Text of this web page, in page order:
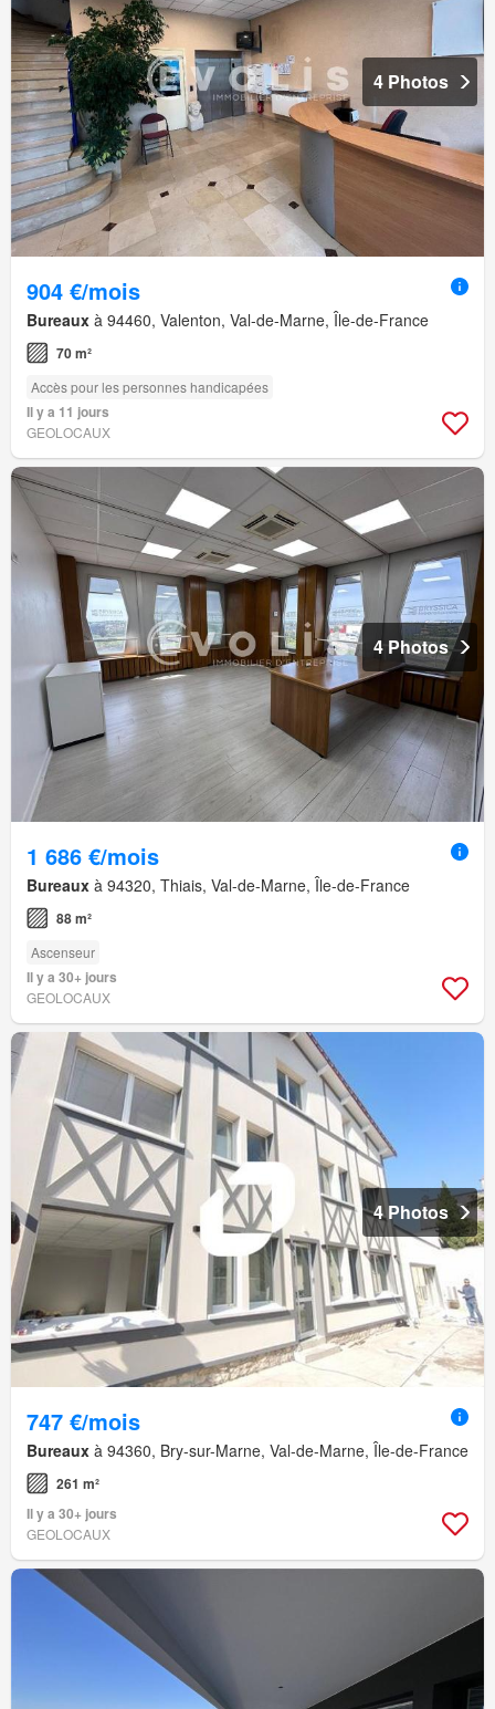
4 Photos
904 €/mois
Bureaux à 94460, Valenton, Val-de-Marne, Île-de-France
70 m²
Accès pour les personnes handicapées
Il y a 11 jours
GEOLOCAUX
4 Photos
1 686 €/mois
Bureaux à 94320, Thiais, Val-de-Marne, Île-de-France
88 m²
Ascenseur
Il y a 30+ jours
GEOLOCAUX
4 Photos
747 €/mois
Bureaux à 94360, Bry-sur-Marne, Val-de-Marne, Île-de-France
261 m²
Il y a 30+ jours
GEOLOCAUX